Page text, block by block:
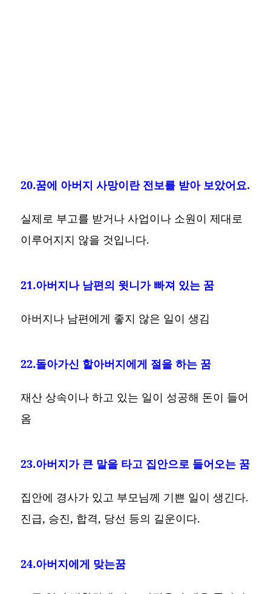
20.꿈에 아버지 사망이란 전보를 받아 보았어요.
실제로 부고를 받거나 사업이나 소원이 제대로
이루어지지 않을 것입니다.
21.아버지나 남편의 윗니가 빠져 있는 꿈
아버지나 남편에게 좋지 않은 일이 생김
22.돌아가신 할아버지에게 절을 하는 꿈
재산 상속이나 하고 있는 일이 성공해 돈이 들어
옴
23.아버지가 큰 말을 타고 집안으로 들어오는 꿈
집안에 경사가 있고 부모님께 기쁜 일이 생긴다.
진급, 승진, 합격, 당선 등의 길운이다.
24.아버지에게 맞는꿈